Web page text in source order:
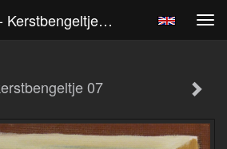
Rita Camphuijsen - Kerstbengeltje 07
07